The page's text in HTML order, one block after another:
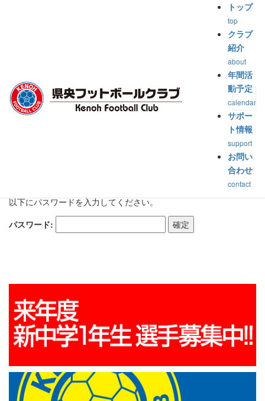
トップ
top
クラブ
紹介
about
年間活
動予定
calendar
サポー
ト情報
support
お問い
合わせ
contact
保護中: 新潟県2部ﾘｰｸﾞAｸﾞﾙｰﾌﾟ［県央FC 対 長岡
保護中: 新潟県2部ﾘｰｸﾞAｸﾞﾙ
ｰﾌﾟ［県央FC 対 長岡
JY2nd］（2018.04.28）
試合2018-2019
このコンテンツはパスワードで保護されています。閲覧するには
以下にパスワードを入力してください。
パスワード: